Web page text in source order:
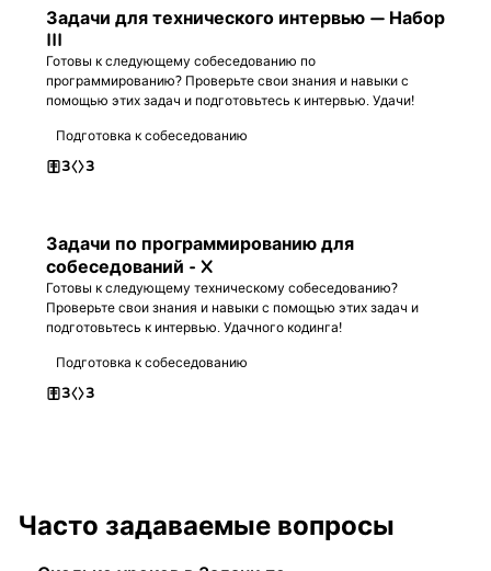
Задачи для технического интервью — Набор
III
Готовы к следующему собеседованию по
программированию? Проверьте свои знания и навыки с
помощью этих задач и подготовьтесь к интервью. Удачи!
Подготовка к собеседованию
3 3
Задачи по программированию для
собеседований - X
Готовы к следующему техническому собеседованию?
Проверьте свои знания и навыки с помощью этих задач и
подготовьтесь к интервью. Удачного кодинга!
Подготовка к собеседованию
3 3
Часто задаваемые вопросы